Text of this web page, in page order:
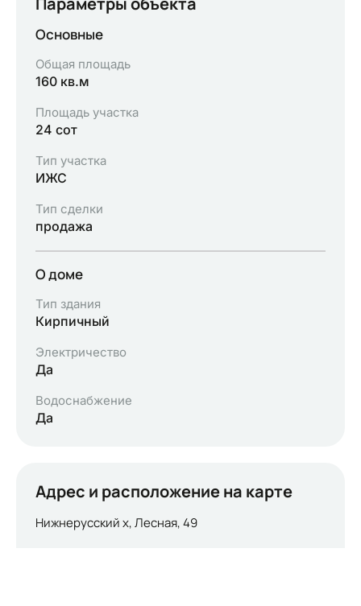
Основные
Общая площадь
160 кв.м
Площадь участка
24 сот
Тип участка
ИЖС
Тип сделки
продажа
О доме
Тип здания
Кирпичный
Электричество
Да
Водоснабжение
Да
Адрес и расположение на карте
Нижнерусский х, Лесная, 49